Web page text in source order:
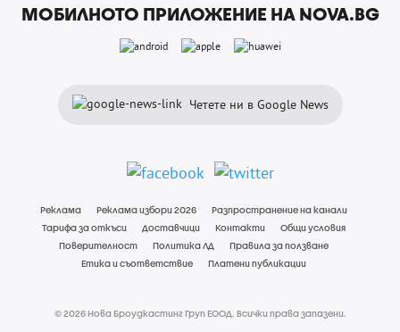
МОБИЛНОТО ПРИЛОЖЕНИЕ НА NOVA.BG
Четете ни в Google News
Реклама Реклама избори 2026
Разпространение на канали
Тарифа за откъси
Доставчици Контакти
Общи условия
Поверителност
Политика ЛД
Правила за ползване
Етика и съответствие
Платени публикации
© 2026 Нова Броудкастинг Груп ЕООД. Всички права запазени.